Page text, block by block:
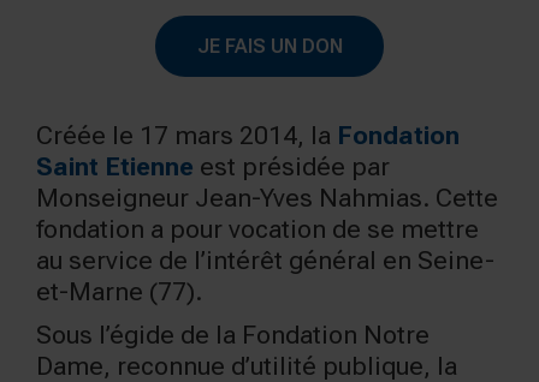
JE FAIS UN DON
Créée le 17 mars 2014, la Fondation
Saint Etienne est présidée par
Monseigneur Jean-Yves Nahmias. Cette
fondation a pour vocation de se mettre
au service de l’intérêt général en Seine-
et-Marne (77).
Sous l’égide de la Fondation Notre
Dame, reconnue d’utilité publique, la